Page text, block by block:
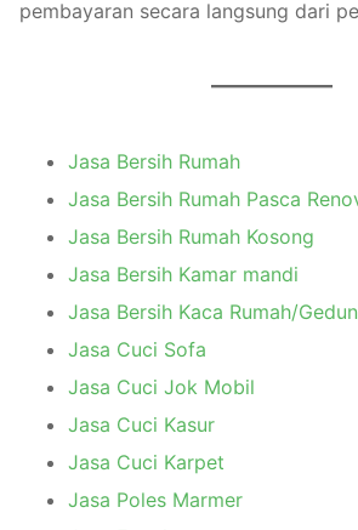
pembayaran secara langsung dari
Jasa Bersih Rumah
Jasa Bersih Rumah Pasca
Jasa Bersih Rumah Kosong
Jasa Bersih Kamar mandi
Jasa Bersih Kaca Rumah/
Jasa Cuci Sofa
Jasa Cuci Jok Mobil
Jasa Cuci Kasur
Jasa Cuci Karpet
Jasa Poles Marmer